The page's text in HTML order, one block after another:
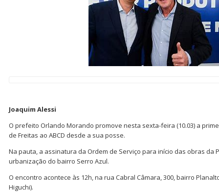
Joaquim Alessi
O prefeito Orlando Morando promove nesta sexta-feira (10.03) a
de Freitas ao ABCD desde a sua posse.
Na pauta, a assinatura da Ordem de Serviço para início das obras da
urbanização do bairro Serro Azul.
O encontro acontece às 12h, na rua Cabral Câmara, 300, bairro
Higuchi).